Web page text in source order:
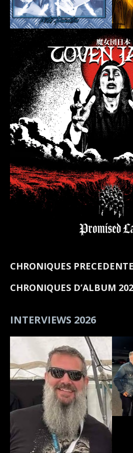
CHRONIQUES
CHRONIQUES D’ALBUM
INTERVIEWS 2026